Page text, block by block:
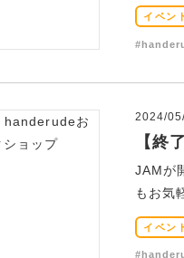
イベン
2024/05/
【終
JAMが
もお気
イベン